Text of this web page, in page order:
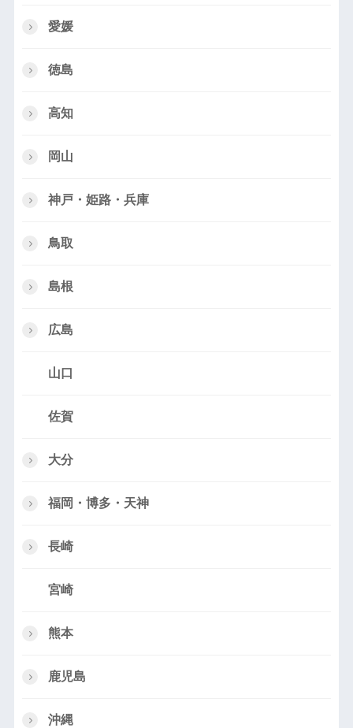
愛媛
徳島
高知
岡山
神戸・姫路・兵庫
鳥取
島根
広島
山口
佐賀
大分
福岡・博多・天神
長崎
宮崎
熊本
鹿児島
沖縄